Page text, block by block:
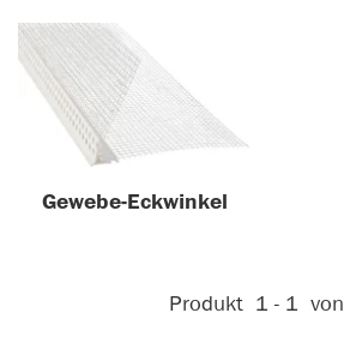
Gewebe-Eckwinkel
Aktive Filter:
Produkt 1 - 1 von